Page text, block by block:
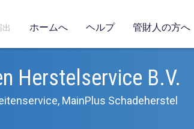
ホームへ ヘルプ 管財人の方へ
Herstelservice B.V.
MainPlus Schadeherstel